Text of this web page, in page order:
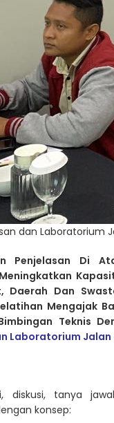
dan Laboratorium
Penjelasan Di
Daerah Dan
Mengajak
Teknis
Laboratorium
diskusi, tanya
konsep: